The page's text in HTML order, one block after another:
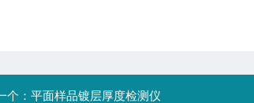
个：平面样品镀层厚度检测仪